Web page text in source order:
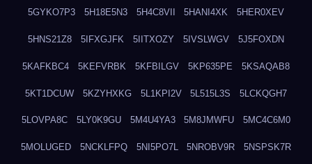
5GYKO7P3 5H18E5N3 5H4C8VII 5HANI4XK 5HER0XEV
5HNS21Z8 5IFXGJFK 5IITXOZY 5IVSLWGV 5J5FOXDN
5KAFKBC4 5KEFVRBK 5KFBILGV 5KP635PE 5KSAQAB8
5KT1DCUW 5KZYHXKG 5L1KPI2V 5L515L3S 5LCKQGH7
5LOVPA8C 5LY0K9GU 5M4U4YA3 5M8JMWFU 5MC4C6M0
5MOLUGED 5NCKLFPQ 5NI5PO7L 5NROBV9R 5NSPSK7R